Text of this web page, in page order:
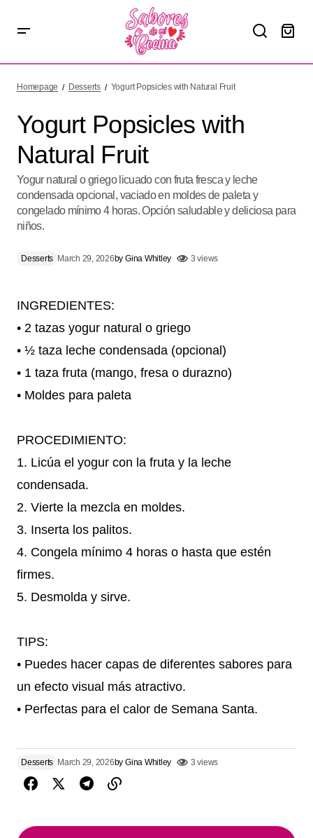
Homepage Desserts Yogurt Popsicles with Natural Fruit
Yogurt Popsicles with
Natural Fruit
Yogur natural o griego licuado con fruta fresca y leche
condensada opcional, vaciado en moldes de paleta y
congelado mínimo 4 horas. Opción saludable y deliciosa para
niños.
Desserts March 29, 2026by Gina Whitley 3 views
INGREDIENTES:
• 2 tazas yogur natural o griego
• ½ taza leche condensada (opcional)
• 1 taza fruta (mango, fresa o durazno)
• Moldes para paleta
PROCEDIMIENTO:
1. Licúa el yogur con la fruta y la leche
condensada.
2. Vierte la mezcla en moldes.
3. Inserta los palitos.
4. Congela mínimo 4 horas o hasta que estén
firmes.
5. Desmolda y sirve.
TIPS:
• Puedes hacer capas de diferentes sabores para
un efecto visual más atractivo.
• Perfectas para el calor de Semana Santa.
Desserts March 29, 2026by Gina Whitley 3 views